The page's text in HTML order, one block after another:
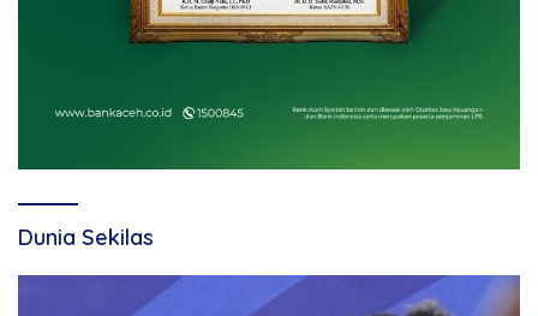
Dunia Sekilas